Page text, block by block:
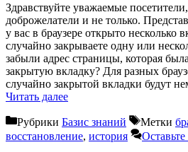
Здравствуйте уважаемые
доброжелатели и не только.
у вас в браузере открыто несколько
случайно закрываете одну или
забыли адрес страницы, которая
закрытую вкладку? Для разных
случайно закрытой вкладки будут
Читать далее
Рубрики Базис знаний Метки
восстановление, история